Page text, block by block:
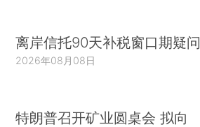
离岸信托90天补税窗口期疑问
2026年08月08日
特朗普召开矿业圆桌会 拟向